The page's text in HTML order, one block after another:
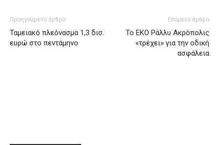
Προηγούμενο άρθρο
Ταμειακό πλεόνασμα 1,3 δισ.
ευρώ στο πεντάμηνο
Επόμενο άρθρο
Το ΕΚΟ Ράλλυ Ακρόπολις
«τρέχει» για την οδική
ασφάλεια